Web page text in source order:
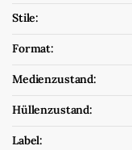
Stile:
Format:
Medienzustand:
Hüllenzustand:
Label: